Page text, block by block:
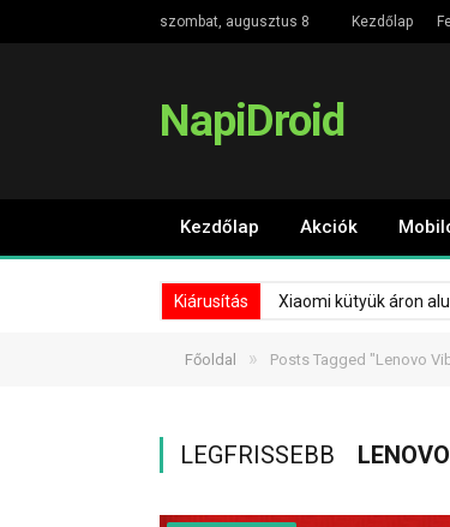
szombat, augusztus 8 Kezdőlap
NapiDroid
Kezdőlap Akciók
Kiárusítás Xiaomi kütyük áron alul
Főoldal » Posts Tagged "Lenovo
LEGFRISSEBB